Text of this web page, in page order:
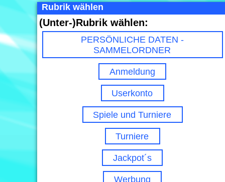
Rubrik wählen
(Unter-)Rubrik wählen:
PERSÖNLICHE DATEN -
SAMMELORDNER
Anmeldung
Userkonto
Spiele und Turniere
Turniere
Jackpot´s
Werbung